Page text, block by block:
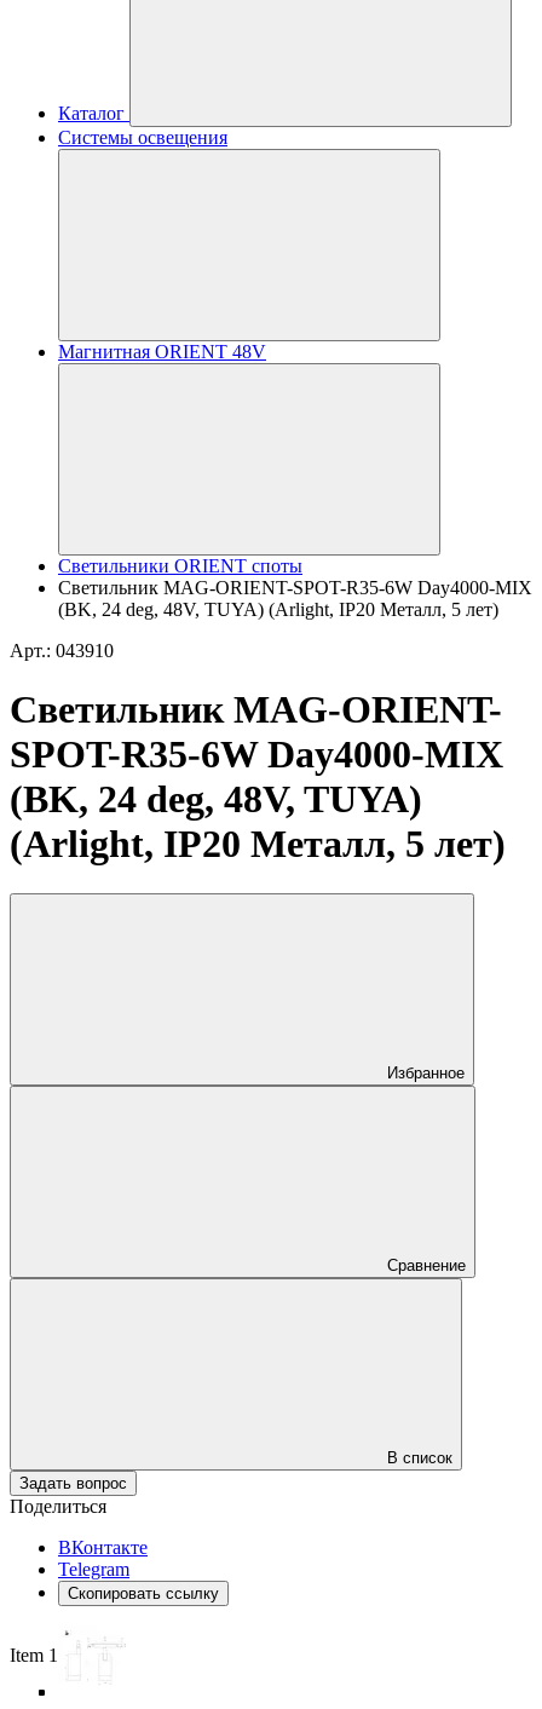
Каталог
Системы освещения
Магнитная ORIENT 48V
Светильники ORIENT споты
Светильник MAG-ORIENT-SPOT-R35-6W Day4000-MIX
(BK, 24 deg, 48V, TUYA) (Arlight, IP20 Металл, 5 лет)
Арт.: 043910
Светильник MAG-ORIENT-
SPOT-R35-6W Day4000-MIX
(BK, 24 deg, 48V, TUYA)
(Arlight, IP20 Металл, 5 лет)
Избранное
Сравнение
В список
Задать вопрос
Поделиться
ВКонтакте
Telegram
Скопировать ссылку
Item 1 of 5